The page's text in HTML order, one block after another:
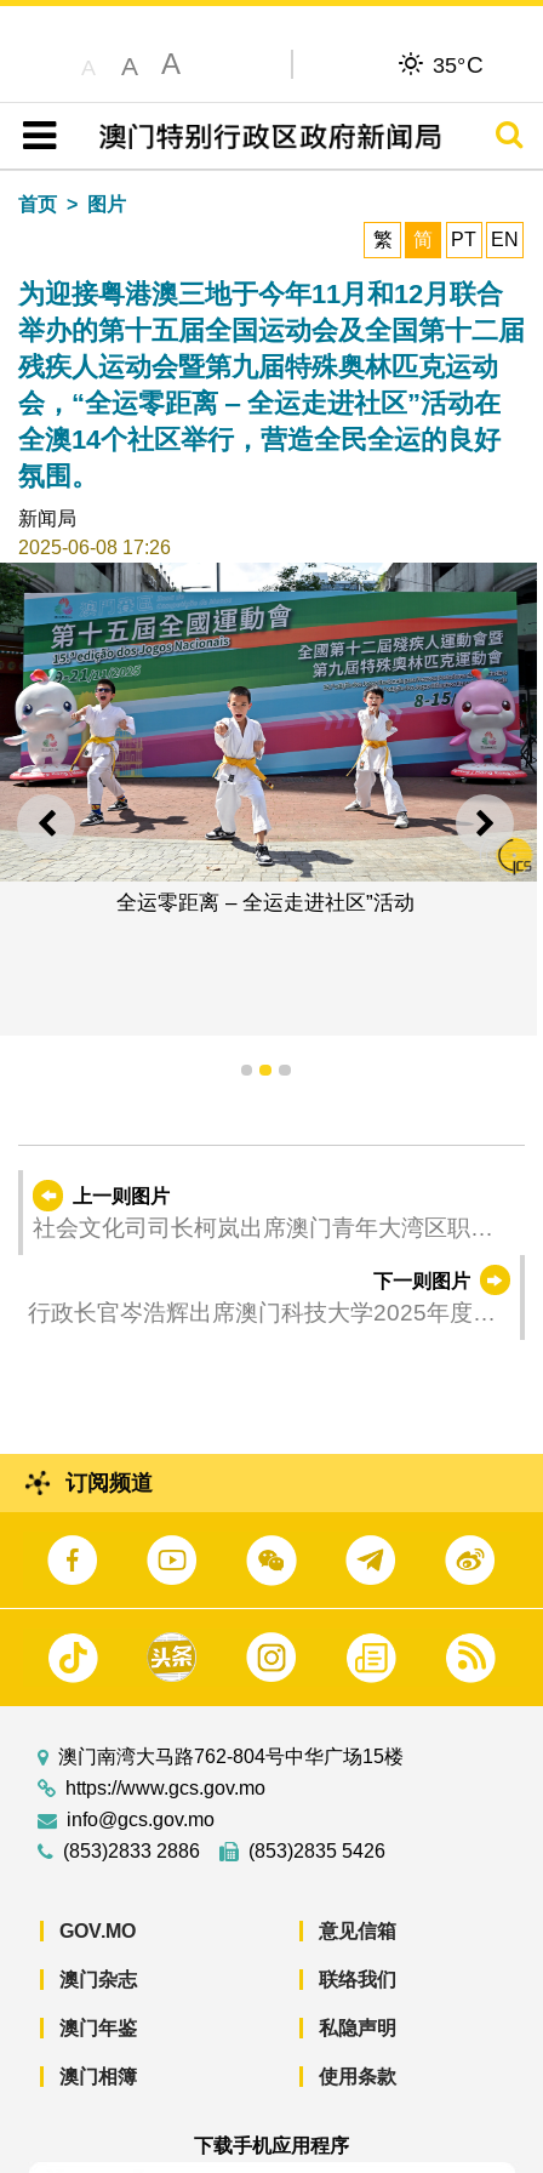
A A A 35°C
目录
搜寻
首页
图片
繁
简 PT EN
为迎接粤港澳三地于今年11月和12月联合
举办的第十五届全国运动会及全国第十二届
残疾人运动会暨第九届特殊奥林匹克运动
会，“全运零距离 ‒ 全运走进社区”活动在
全澳14个社区举行，营造全民全运的良好
氛围。
新闻局
2025-06-08 17:26
上一则 下一
全运零距离 ‒ 全运走进社区”活动
1 2 3
上一则图片
社会文化司司长柯岚出席澳门青年大湾区职业
下一则图片
行政长官岑浩辉出席澳门科技大学2025年度毕
订阅频道
澳门南湾大马路762-804号中华广场15楼
https://www.gcs.gov.mo
info@gcs.gov.mo
(853)2833 2886
(853)2835 5426
GOV.MO
澳门杂志
澳门年鉴
澳门相簿
意见信箱
联络我们
私隐声明
使用条款
下载手机应用程序